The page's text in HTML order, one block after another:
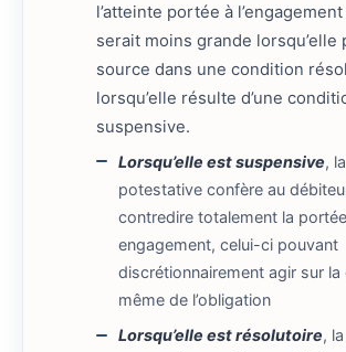
l’atteinte portée à
serait moins grande lorsqu’elle
source dans une condition
lorsqu’elle résulte d’une
suspensive.
Lorsqu’elle est suspensive,
potestative confère au
contredire totalement la
engagement, celui-ci pouvant
discrétionnairement agir sur la
même de l’obligation
Lorsqu’elle est résolutoire,